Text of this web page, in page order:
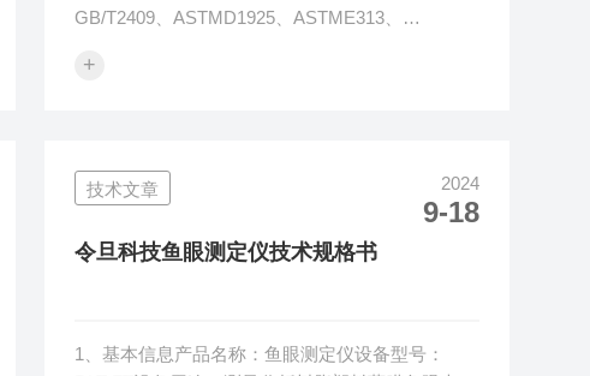
GB/T2409、ASTMD1925、ASTME313、
则样品例如粒子、粉末类，使用样品杯承装直接测
量，液体使用器皿杯承装也可以直接放置在黄色指
数仪直接测量。3、操作流程令旦黄度指数仪操作
通过触摸屏操作，设置、测量、读取、保存等操作
+
技术文章 2024
9-18
令旦科技鱼眼测定仪技术规格书
1、基本信息产品名称：鱼眼测定仪设备型号：